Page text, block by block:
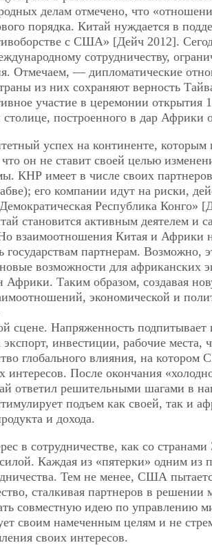
делам отмечено, что
порядка. Китай нуждается в
с США» [Дейч 2012].
сотрудничеству,
Отмечаем, — дипломатические
из них сохраняют верность
участие в церемонии открытия
построенного в дар Африки
успех на континенте,
он не ставит своей целью
КНР имеет в числе своих
его компании идут на риски,
Республика Конго»
становится активным деятелем и
взаимоотношения Китая и Африки
государствам партнерам. Возможно,
возможности для африканских
Таким образом, создавая
экономической и
сцене. Напряженность
инвестиции, рабочие места,
глобального влияния, на
После окончания
ответил решительными шагами в
подъем как своей, так и
и дохода.
в сотрудничестве, как со
Каждая из «пятерки» одним из
Тем не менее, США
сталкивая партнеров в
совместную идею по управлению
своим намеченным целям и не
своих интересов.